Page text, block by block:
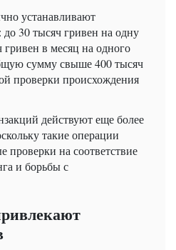
устанавливают
30 тысяч гривен на одну
в месяц на одного
сумму свыше 400 тысяч
проверки происхождения
действуют еще более
такие операции
проверки на соответствие
и борьбы с